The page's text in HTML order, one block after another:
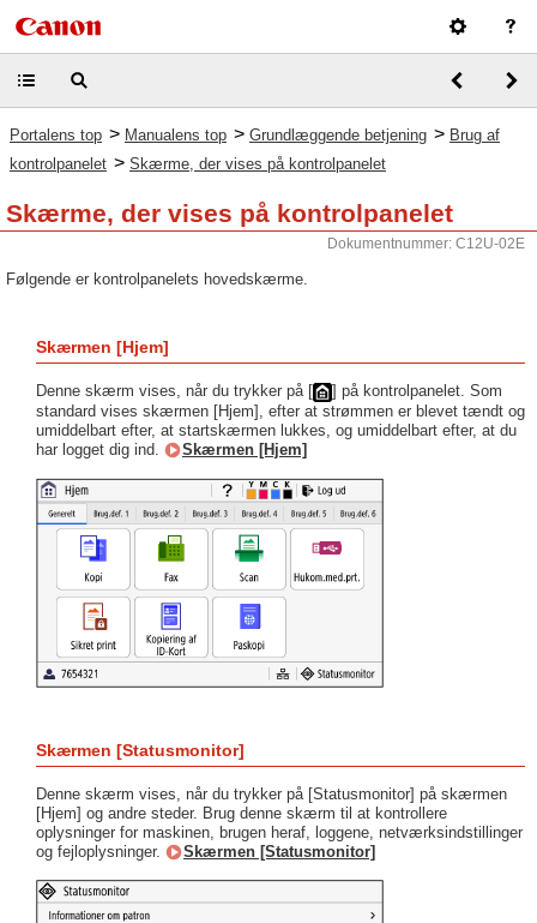
Portalens top > Manualens top > Grundlæggende betjening > Brug af
kontrolpanelet > Skærme, der vises på kontrolpanelet
Skærme, der vises på kontrolpanelet
Dokumentnummer: C12U-02E
Følgende er kontrolpanelets hovedskærme.
Skærmen [Hjem]
Denne skærm vises, når du trykker på [
] på kontrolpanelet. Som
standard vises skærmen [Hjem], efter at strømmen er blevet tændt og
umiddelbart efter, at startskærmen lukkes, og umiddelbart efter, at du
har logget dig ind.
Skærmen [Hjem]
Skærmen [Statusmonitor]
Denne skærm vises, når du trykker på [Statusmonitor] på skærmen
[Hjem] og andre steder. Brug denne skærm til at kontrollere
oplysninger for maskinen, brugen heraf, loggene, netværksindstillinger
og fejloplysninger.
Skærmen [Statusmonitor]